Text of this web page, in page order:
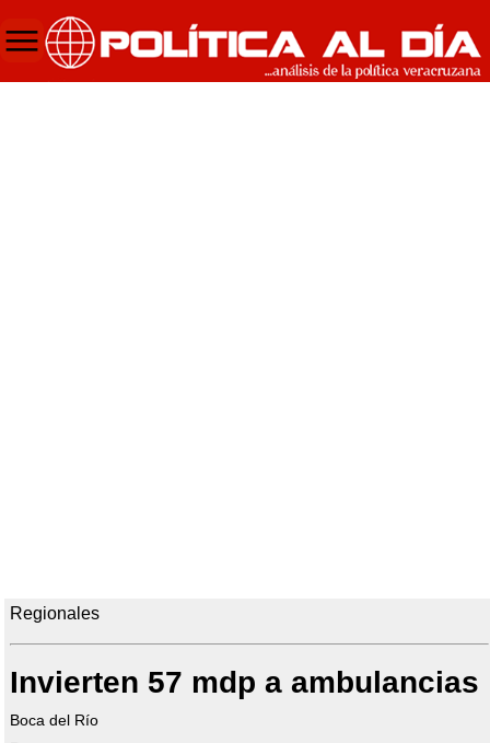
Regionales
Invierten 57 mdp a ambulancias
Boca del Río